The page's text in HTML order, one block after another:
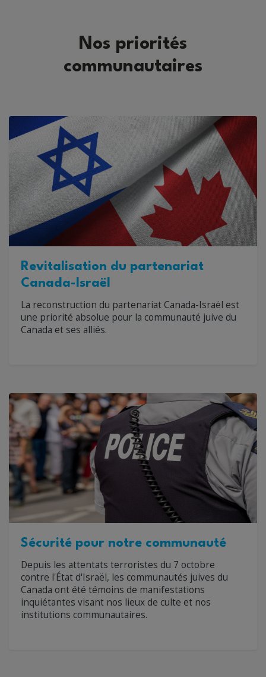
Nos priorités
communautaires
Revitalisation du partenariat
Canada-Israël
La reconstruction du partenariat Canada-Israël est
une priorité absolue pour la communauté juive du
Canada et ses alliés.
Sécurité pour notre communauté
Depuis les attentats terroristes du 7 octobre
contre l'État d'Israël, les communautés juives du
Canada ont été témoins de manifestations
inquiétantes visant nos lieux de culte et nos
institutions communautaires.